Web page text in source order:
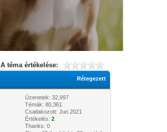
A téma értékelése:
Rétegezett
Üzenetek: 32,997
Témák: 80,361
Csatlakozott: Jun 2021
Értékelés:2
Thanks: 0